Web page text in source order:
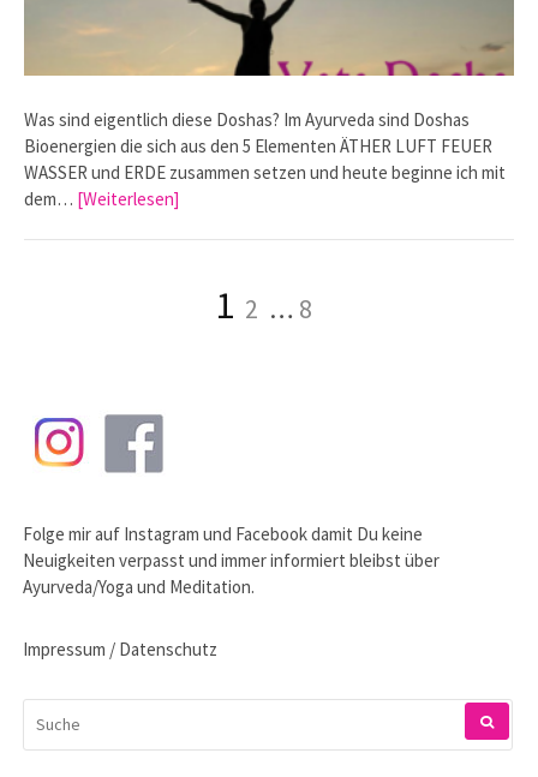
Was sind eigentlich diese Doshas? Im Ayurveda sind Doshas
Bioenergien die sich aus den 5 Elementen ÄTHER LUFT FEUER
WASSER und ERDE zusammen setzen und heute beginne ich mit
dem… [Weiterlesen]
SeitennummerierungSeite
1 Seite
2 … Seite
8
Folge mir auf Instagram und Facebookdamit Du keine
Neuigkeiten verpasst und immer informiert bleibst über
Ayurveda/Yoga und Meditation.
Impressum / Datenschutz
NACH: